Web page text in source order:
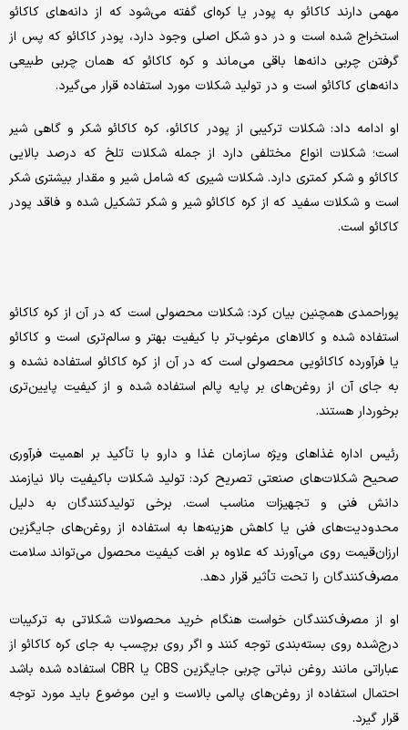
مهمی دارند کاکائو به پودر یا کره‌ای گفته می‌شود که از دانه‌های کاکائو
استخراج شده است و در دو شکل اصلی وجود دارد، پودر کاکائو که پس از
گرفتن چربی دانه‌ها باقی می‌ماند و کره کاکائو که همان چربی طبیعی
دانه‌های کاکائو است و در تولید شکلات مورد استفاده قرار می‌گیرد.
او ادامه داد: شکلات ترکیبی از پودر کاکائو، کره کاکائو شکر و گاهی شیر
است؛ شکلات انواع مختلفی دارد از جمله شکلات تلخ که درصد بالایی
کاکائو و شکر کمتری دارد. شکلات شیری که شامل شیر و مقدار بیشتری شکر
است و شکلات سفید که از کره کاکائو شیر و شکر تشکیل شده و فاقد پودر
کاکائو است.
پوراحمدی همچنین بیان کرد: شکلات محصولی است که در آن از کره کاکائو
استفاده شده و کالاهای مرغوب‌تر با کیفیت بهتر و سالم‌تری است و کاکائو
یا فرآورده کاکائویی محصولی است که در آن از کره کاکائو استفاده نشده و
به جای آن از روغن‌های بر پایه پالم استفاده شده و از کیفیت پایین‌تری
برخوردار هستند.
رئیس اداره غذاهای ویژه سازمان غذا و دارو با تأکید بر اهمیت فرآوری
صحیح شکلات‌های صنعتی تصریح کرد: تولید شکلات باکیفیت بالا نیازمند
دانش فنی و تجهیزات مناسب است. برخی تولیدکنندگان به دلیل
محدودیت‌های فنی یا کاهش هزینه‌ها به استفاده از روغن‌های جایگزین
ارزان‌قیمت روی می‌آورند که علاوه بر افت کیفیت محصول می‌تواند سلامت
مصرف‌کنندگان را تحت تأثیر قرار دهد.
او از مصرف‌کنندگان خواست هنگام خرید محصولات شکلاتی به ترکیبات
درج‌شده روی بسته‌بندی توجه کنند و اگر روی برچسب به جای کره کاکائو از
عباراتی مانند روغن نباتی چربی جایگزین CBS یا CBR استفاده شده باشد
احتمال استفاده از روغن‌های پالمی بالاست و این موضوع باید مورد توجه
قرار گیرد.